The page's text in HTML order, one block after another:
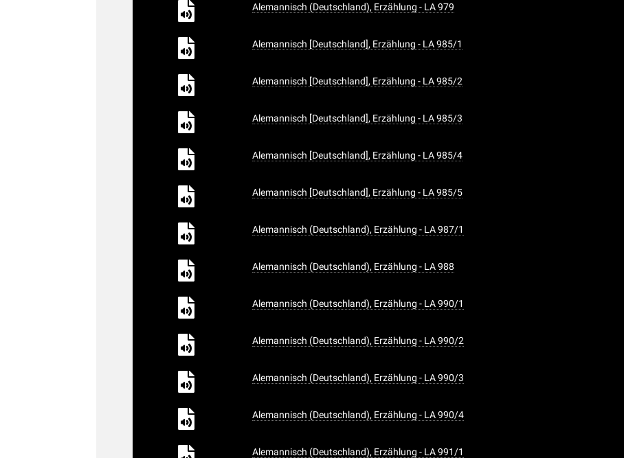
Alemannisch (Deutschland), Erzählung - LA 979
Alemannisch [Deutschland], Erzählung - LA 985/1
Alemannisch [Deutschland], Erzählung - LA 985/2
Alemannisch [Deutschland], Erzählung - LA 985/3
Alemannisch [Deutschland], Erzählung - LA 985/4
Alemannisch [Deutschland], Erzählung - LA 985/5
Alemannisch (Deutschland), Erzählung - LA 987/1
Alemannisch (Deutschland), Erzählung - LA 988
Alemannisch (Deutschland), Erzählung - LA 990/1
Alemannisch (Deutschland), Erzählung - LA 990/2
Alemannisch (Deutschland), Erzählung - LA 990/3
Alemannisch (Deutschland), Erzählung - LA 990/4
Alemannisch (Deutschland), Erzählung - LA 991/1